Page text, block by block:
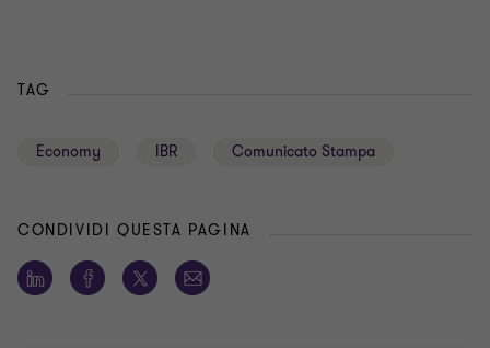
TAG
Economy IBR Comunicato Stampa
CONDIVIDI QUESTA PAGINA